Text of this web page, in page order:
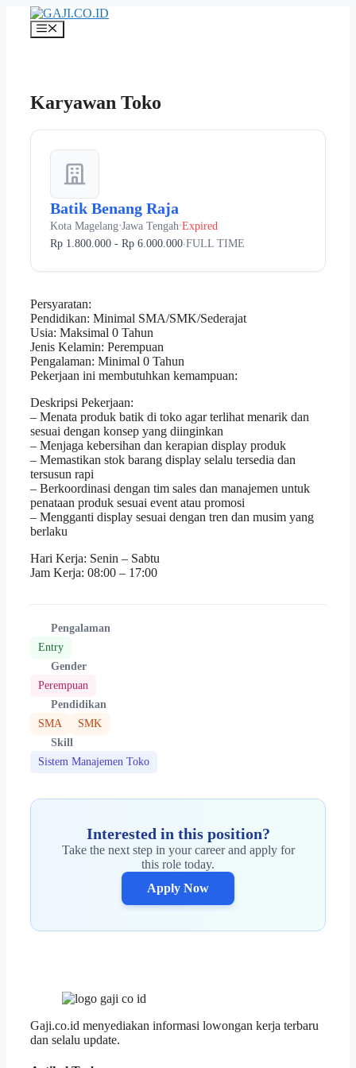
Langsung
Menu
Karyawan Toko
Batik Benang Raja
Kota Magelang•Jawa Tengah•Expired
Rp 1.800.000 - Rp 6.000.000•FULL TIME
Persyaratan:
Pendidikan: Minimal SMA/SMK/Sederajat
Usia: Maksimal 0 Tahun
Jenis Kelamin: Perempuan
Pengalaman: Minimal 0 Tahun
Pekerjaan ini membutuhkan kemampuan:
Deskripsi Pekerjaan:
– Menata produk batik di toko agar terlihat menarik dan
sesuai dengan konsep yang diinginkan
– Menjaga kebersihan dan kerapian display produk
– Memastikan stok barang display selalu tersedia dan
tersusun rapi
– Berkoordinasi dengan tim sales dan manajemen untuk
penataan produk sesuai event atau promosi
– Mengganti display sesuai dengan tren dan musim yang
berlaku
Hari Kerja: Senin – Sabtu
Jam Kerja: 08:00 – 17:00
Pengalaman
Entry
Gender
Perempuan
Pendidikan
SMA
SMK
Skill
Sistem Manajemen Toko
Interested in this position?
Take the next step in your career and apply for
this role today.
Apply Now
Gaji.co.id menyediakan informasi lowongan kerja terbaru
dan selalu update.